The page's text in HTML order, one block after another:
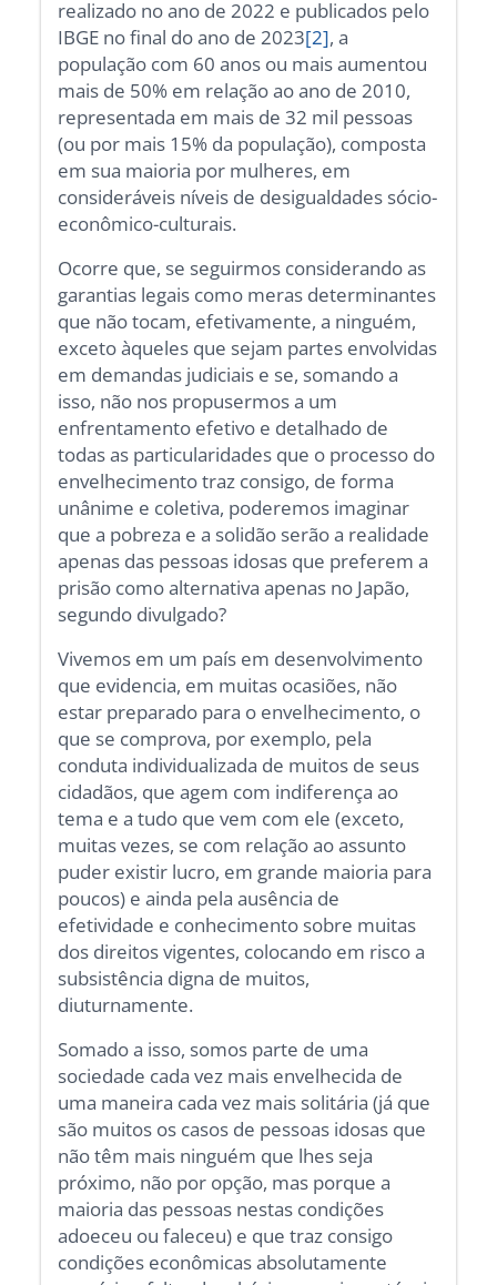
realizado no ano de 2022 e publicados pelo
IBGE no final do ano de 2023[2], a
população com 60 anos ou mais aumentou
mais de 50% em relação ao ano de 2010,
representada em mais de 32 mil pessoas
(ou por mais 15% da população), composta
em sua maioria por mulheres, em
consideráveis níveis de desigualdades sócio-
econômico-culturais.
Ocorre que, se seguirmos considerando as
garantias legais como meras determinantes
que não tocam, efetivamente, a ninguém,
exceto àqueles que sejam partes envolvidas
em demandas judiciais e se, somando a
isso, não nos propusermos a um
enfrentamento efetivo e detalhado de
todas as particularidades que o processo do
envelhecimento traz consigo, de forma
unânime e coletiva, poderemos imaginar
que a pobreza e a solidão serão a realidade
apenas das pessoas idosas que preferem a
prisão como alternativa apenas no Japão,
segundo divulgado?
Vivemos em um país em desenvolvimento
que evidencia, em muitas ocasiões, não
estar preparado para o envelhecimento, o
que se comprova, por exemplo, pela
conduta individualizada de muitos de seus
cidadãos, que agem com indiferença ao
tema e a tudo que vem com ele (exceto,
muitas vezes, se com relação ao assunto
puder existir lucro, em grande maioria para
poucos) e ainda pela ausência de
efetividade e conhecimento sobre muitas
dos direitos vigentes, colocando em risco a
subsistência digna de muitos,
diuturnamente.
Somado a isso, somos parte de uma
sociedade cada vez mais envelhecida de
uma maneira cada vez mais solitária (já que
são muitos os casos de pessoas idosas que
não têm mais ninguém que lhes seja
próximo, não por opção, mas porque a
maioria das pessoas nestas condições
adoeceu ou faleceu) e que traz consigo
condições econômicas absolutamente